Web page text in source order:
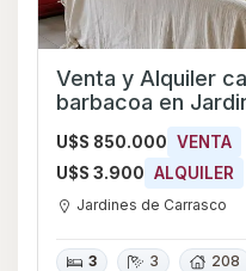
Venta y Alquiler
barbacoa en
U$S 850.000 VENTA
U$S 3.900 ALQUILER
Jardines de Carrasco
3 3 208